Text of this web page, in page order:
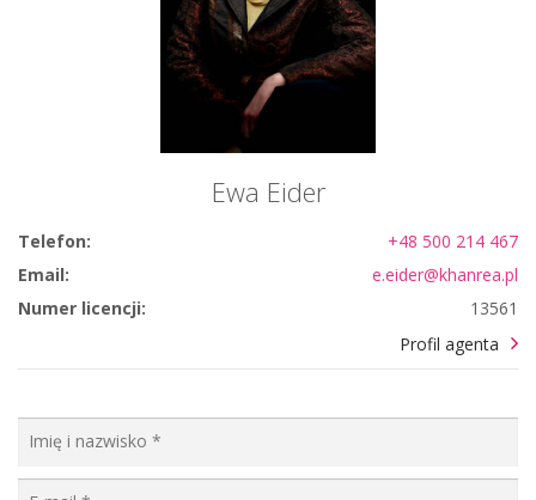
Ewa Eider
Telefon:
+48 500 214 467
Email:
e.eider@khanrea.pl
Numer licencji:
13561
Profil agenta